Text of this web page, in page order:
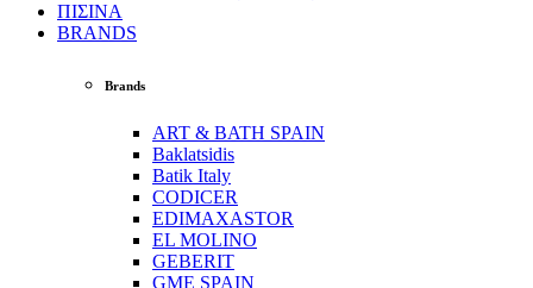
ΠΙΣΙΝΑ
BRANDS
Brands
ART & BATH SPAIN
Baklatsidis
Batik Italy
CODICER
EDIMAXASTOR
EL MOLINO
GEBERIT
GME SPAIN